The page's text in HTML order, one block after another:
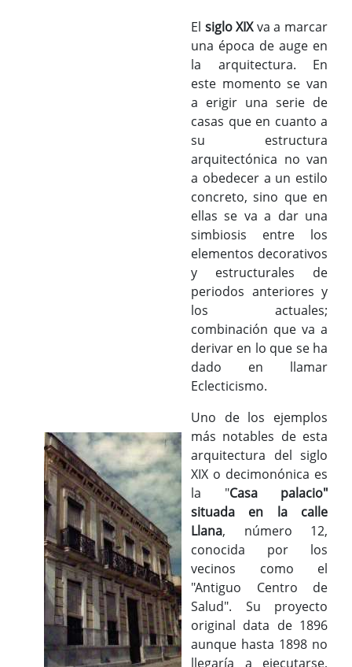
El siglo XIXva a marcar
una época de auge en
la arquitectura. En
este momento se van
a erigir una serie de
casas que en cuanto a
su estructura
arquitectónica no van
a obedecer a un estilo
concreto, sino que en
ellas se va a dar una
simbiosis entre los
elementos decorativos
y estructurales de
periodos anteriores y
los actuales;
combinación que va a
derivar en lo que se ha
dado en llamar
Eclecticismo.
Uno de los ejemplos
más notables de esta
arquitectura del siglo
XIX o decimonónica es
la "Casa palacio"
situada en la calle
Llana, número 12,
conocida por los
vecinos como el
"Antiguo Centro de
Salud". Su proyecto
original data de 1896
aunque hasta 1898 no
llegaría a ejecutarse,